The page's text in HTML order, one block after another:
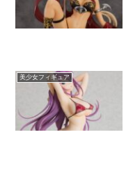
美少女フィギュア